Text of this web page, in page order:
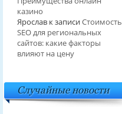
казино
Ярославк записиСтоимость
SEO для региональных
сайтов: какие факторы
влияют на цену
Случайные новости